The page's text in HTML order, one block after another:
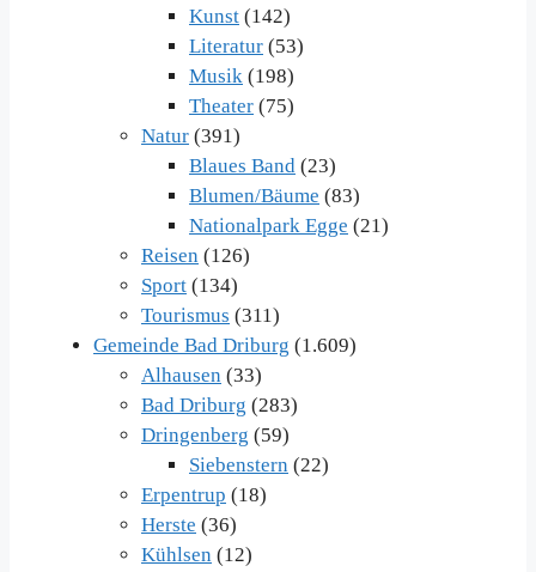
Kunst (142)
Literatur (53)
Musik (198)
Theater (75)
Natur (391)
Blaues Band (23)
Blumen/Bäume (83)
Nationalpark Egge (21)
Reisen (126)
Sport (134)
Tourismus (311)
Gemeinde Bad Driburg (1.609)
Alhausen (33)
Bad Driburg (283)
Dringenberg (59)
Siebenstern (22)
Erpentrup (18)
Herste (36)
Kühlsen (12)